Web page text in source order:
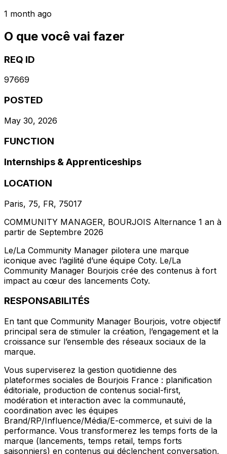
1 month ago
O que você vai fazer
REQ ID
97669
POSTED
May 30, 2026
FUNCTION
Internships & Apprenticeships
LOCATION
Paris, 75, FR, 75017
COMMUNITY MANAGER, BOURJOIS Alternance 1 an à
partir de Septembre 2026
Le/La Community Manager pilotera une marque
iconique avec l’agilité d’une équipe Coty. Le/La
Community Manager Bourjois crée des contenus à fort
impact au cœur des lancements Coty.
RESPONSABILITÉS
En tant que Community Manager Bourjois, votre objectif
principal sera de stimuler la création, l’engagement et la
croissance sur l’ensemble des réseaux sociaux de la
marque.
Vous superviserez la gestion quotidienne des
plateformes sociales de Bourjois France : planification
éditoriale, production de contenus social-first,
modération et interaction avec la communauté,
coordination avec les équipes
Brand/RP/Influence/Média/E-commerce, et suivi de la
performance. Vous transformerez les temps forts de la
marque (lancements, temps retail, temps forts
saisonniers) en contenus qui déclenchent conversation,